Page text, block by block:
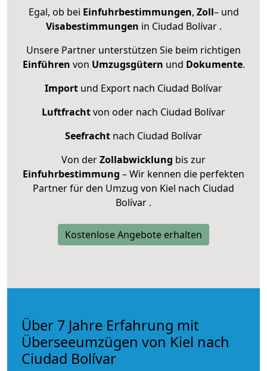
Egal, ob bei Einfuhrbestimmungen, Zoll– und
Visabestimmungen in Ciudad Bolívar .
Unsere Partner unterstützen Sie beim richtigen
Einführen von Umzugsgütern und Dokumente.
Import und Export nach Ciudad Bolívar
Luftfrachtvon oder nach Ciudad Bolívar
Seefracht nach Ciudad Bolívar
Von derZollabwicklung bis zur
Einfuhrbestimmung – Wir kennen die perfekten
Partner für den Umzug von Kiel nach Ciudad
Bolívar .
Kostenlose Angebote erhalten
Über 7 Jahre Erfahrung mit
Überseeumzügen von Kiel nach
Ciudad Bolívar